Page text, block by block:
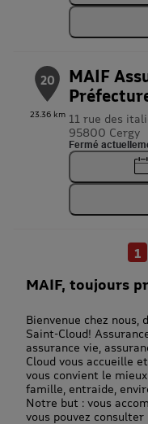
20
23.36 km
MAIF
11 rue des
95800 Cergy
Fermé
1
MAIF, toujours
Bienvenue chez nous,
Saint-Cloud!
assurance vie,
Cloud vous accueille
vous convient le
famille, entraide,
Notre but : vous
vous pouvez consulter